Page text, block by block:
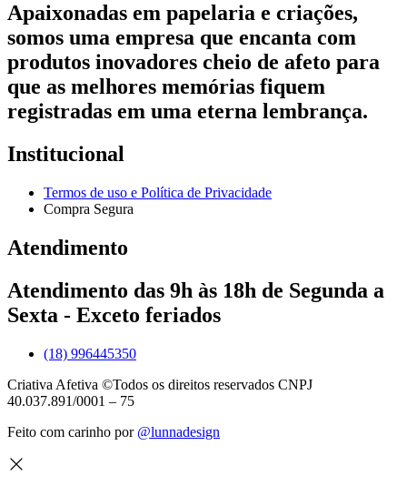
Apaixonadas em papelaria e criações,
somos uma empresa que encanta com
produtos inovadores cheio de afeto para
que as melhores memórias fiquem
registradas em uma eterna lembrança.
Institucional
Termos de uso e Política de Privacidade
Compra Segura
Atendimento
Atendimento das 9h às 18h de Segunda a
Sexta - Exceto feriados
(18) 996445350
Criativa Afetiva ©Todos os direitos reservados CNPJ
40.037.891/0001 – 75
Feito com carinho por @lunnadesign